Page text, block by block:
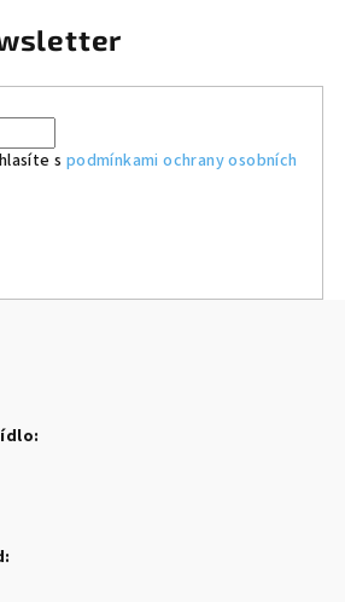
s podmínkami ochrany osobních